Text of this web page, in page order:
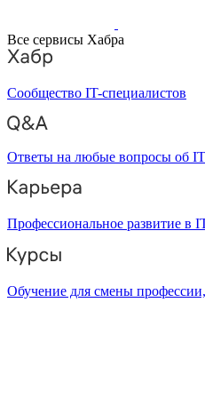
Все сервисы Хабра
Сообщество IT-специалистов
Ответы на любые вопросы об IT
Профессиональное развитие в
Обучение для смены